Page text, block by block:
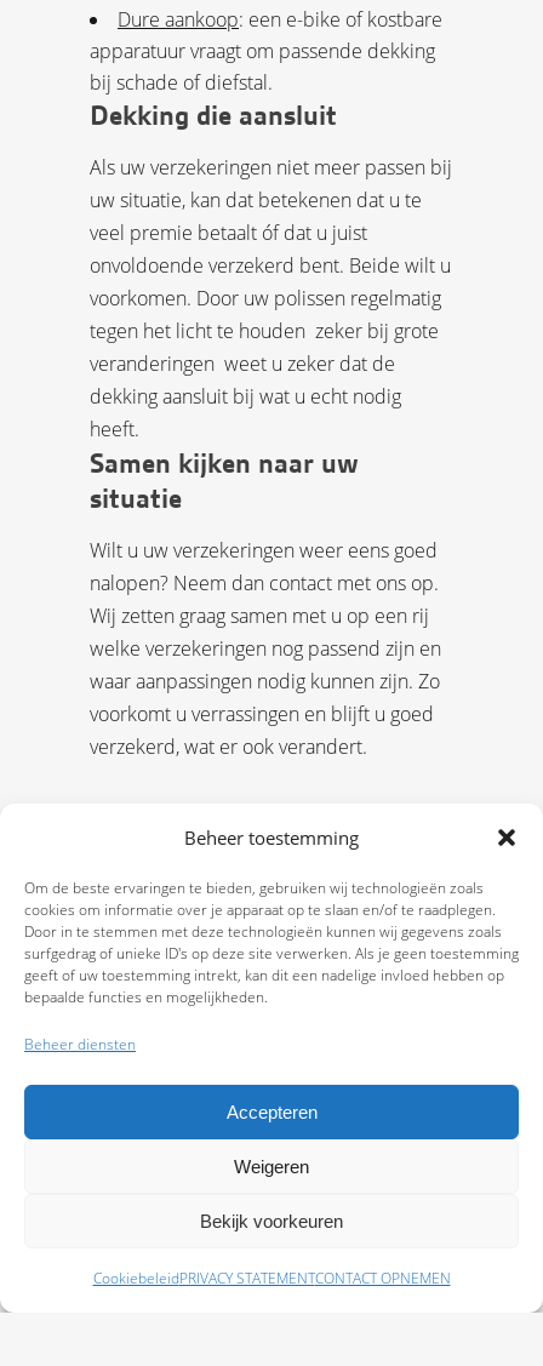
Beheer toestemming
Om de beste ervaringen te bieden, gebruiken wij technologieën zoals
cookies om informatie over je apparaat op te slaan en/of te raadplegen.
Door in te stemmen met deze technologieën kunnen wij gegevens zoals
surfgedrag of unieke ID's op deze site verwerken. Als je geen toestemming
geeft of uw toestemming intrekt, kan dit een nadelige invloed hebben op
bepaalde functies en mogelijkheden.
Beheer diensten
Accepteren
Weigeren
Bekijk voorkeuren
CookiebeleidPRIVACY STATEMENTCONTACT OPNEMEN
Dure aankoop: een e-bike of kostbare
apparatuur vraagt om passende dekking
bij schade of diefstal.
Dekking die aansluit
Als uw verzekeringen niet meer passen bij
uw situatie, kan dat betekenen dat u te
veel premie betaalt óf dat u juist
onvoldoende verzekerd bent. Beide wilt u
voorkomen. Door uw polissen regelmatig
tegen het licht te houden  zeker bij grote
veranderingen  weet u zeker dat de
dekking aansluit bij wat u echt nodig
heeft.
Samen kijken naar uw
situatie
Wilt u uw verzekeringen weer eens goed
nalopen? Neem dan contact met ons op.
Wij zetten graag samen met u op een rij
welke verzekeringen nog passend zijn en
waar aanpassingen nodig kunnen zijn. Zo
voorkomt u verrassingen en blijft u goed
verzekerd, wat er ook verandert.
Schade melden Afspraak maken Polissen